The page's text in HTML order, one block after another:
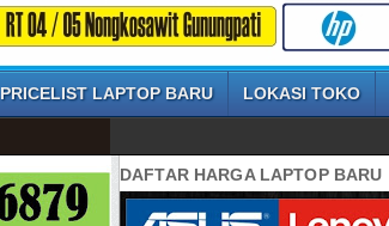
PRICELIST LAPTOP BARU LOKASI TOKO
DAFTAR HARGA LAPTOP BARU